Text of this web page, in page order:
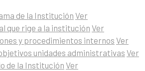
de la Institución Ver
que rige a la institución Ver
y procedimientos internos Ver
unidades administrativas Ver
de la Institución Ver